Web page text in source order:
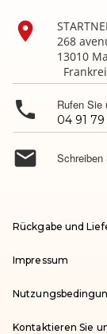

268
13010
 Rufen Sie
04 91 79
 Schreiben
Rückgabe und
Impressum
Kontaktieren Sie